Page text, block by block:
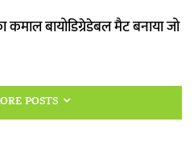
बायोडिग्रेडेबल मैट बनाया जो
POSTS